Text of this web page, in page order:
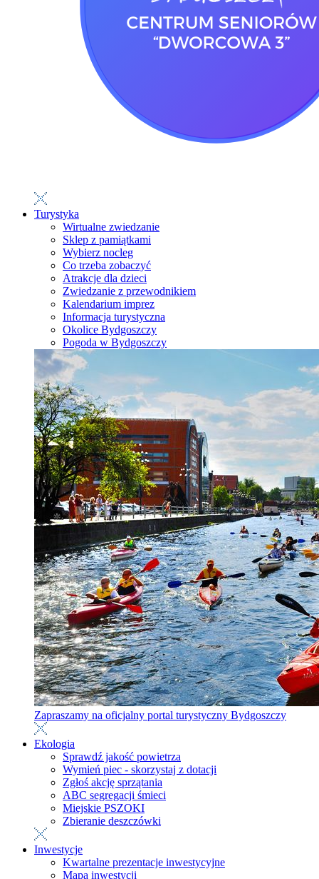
Turystyka
Wirtualne zwiedzanie
Sklep z pamiątkami
Wybierz nocleg
Co trzeba zobaczyć
Atrakcje dla dzieci
Zwiedzanie z przewodnikiem
Kalendarium imprez
Informacja turystyczna
Okolice Bydgoszczy
Pogoda w Bydgoszczy
Zapraszamy na oficjalny portal turystyczny Bydgoszczy
Ekologia
Sprawdź jakość powietrza
Wymień piec - skorzystaj z dotacji
Zgłoś akcję sprzątania
ABC segregacji śmieci
Miejskie PSZOKI
Zbieranie deszczówki
Inwestycje
Kwartalne prezentacje inwestycyjne
Mapa inwestycji